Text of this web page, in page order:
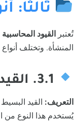
ثالثًا:
تُعتبر القيود المحاسبية
المنشأة. وتختلف
التعريف: القيد
يُستخدم هذا النوع من